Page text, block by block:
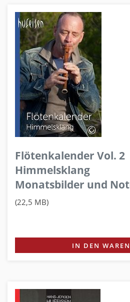
Flötenkalender Vol. 2
Himmelsklang
Monatsbilder und
(22,5 MB)
IN DEN